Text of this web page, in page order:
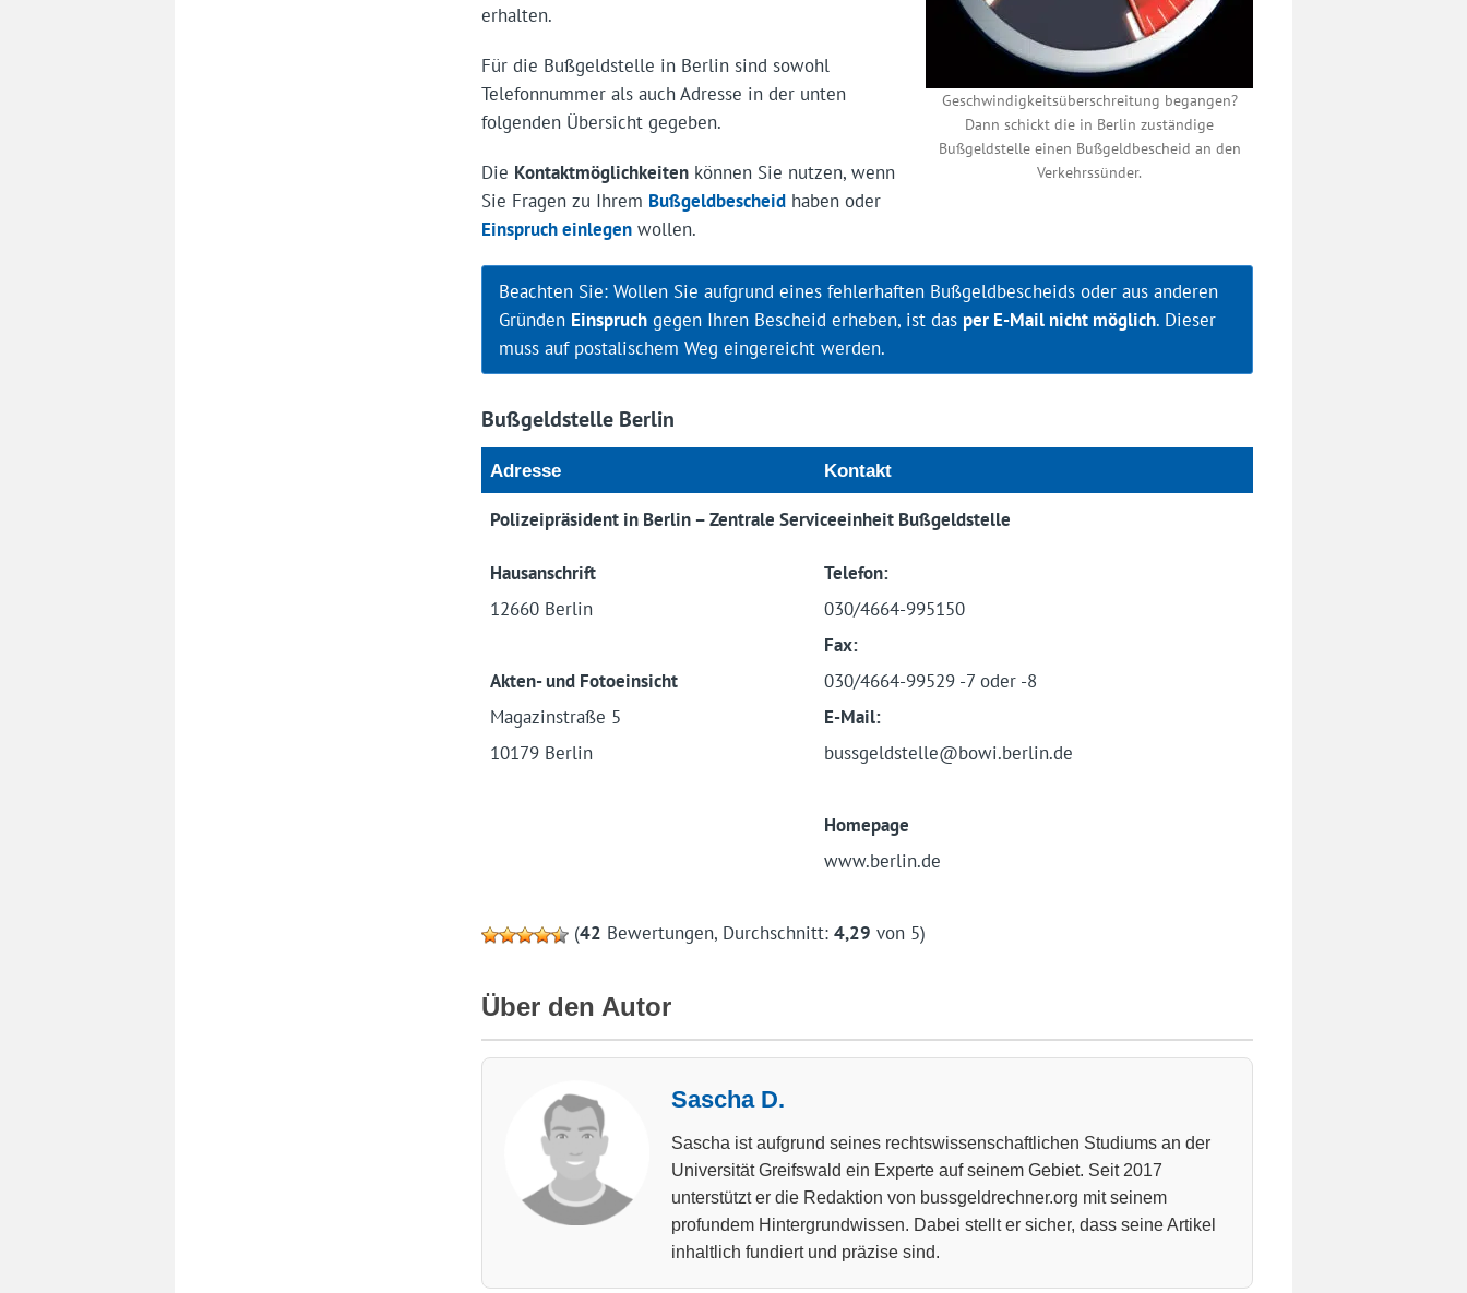
Geschwindigkeitsüberschreitung begangen?
Dann schickt die in Berlin zuständige
Bußgeldstelle einen Bußgeldbescheid an den
Verkehrssünder.
erhalten.
Für die Bußgeldstelle in Berlin sind sowohl
Telefonnummer als auch Adresse in der unten
folgenden Übersicht gegeben.
Die Kontaktmöglichkeitenkönnen Sie nutzen, wenn
Sie Fragen zu Ihrem Bußgeldbescheidhaben oder
Einsprucheinlegenwollen.
Beachten Sie: Wollen Sie aufgrund eines fehlerhaften Bußgeldbescheids oder aus anderen
Gründen Einspruchgegen Ihren Bescheid erheben, ist das per E-Mail nicht möglich. Dieser
muss auf postalischem Weg eingereicht werden.
Bußgeldstelle Berlin
Adresse Kontakt
Polizeipräsident in Berlin – Zentrale Serviceeinheit Bußgeldstelle
Hausanschrift
12660 Berlin
Akten- und Fotoeinsicht
Magazinstraße 5
10179 Berlin
Telefon:
030/4664-995150
Fax:
030/4664-99529 -7 oder -8
E-Mail:
bussgeldstelle@bowi.berlin.de
Homepage
www.berlin.de
(42 Bewertungen, Durchschnitt: 4,29 von 5)
Über den Autor
Sascha D.
Sascha ist aufgrund seines rechtswissenschaftlichen Studiums an der
Universität Greifswald ein Experte auf seinem Gebiet. Seit 2017
unterstützt er die Redaktion von bussgeldrechner.org mit seinem
profundem Hintergrundwissen. Dabei stellt er sicher, dass seine Artikel
inhaltlich fundiert und präzise sind.